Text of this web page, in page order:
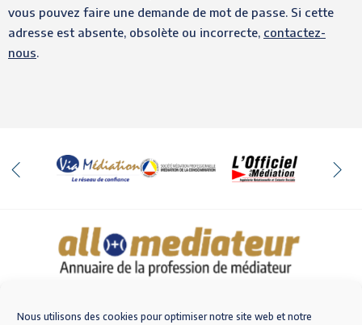
Nous utilisons des cookies pour optimiser notre site web et notre
vous pouvez faire une demande de mot de passe. Si cette
adresse est absente, obsolète ou incorrecte, contactez-
nous